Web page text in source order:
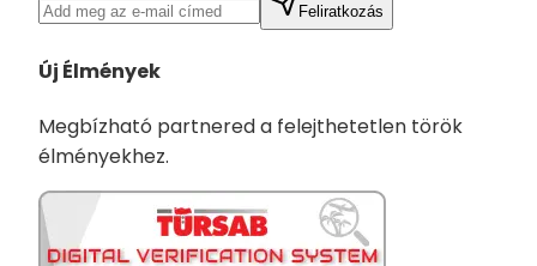
Feliratkozás
Új Élmények
Megbízható partnered a felejthetetlen török
élményekhez.